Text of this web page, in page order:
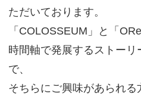
ただいております。
「COLOSSEUM」と「
時間軸で発展するストー
で、
そちらにご興味があられ